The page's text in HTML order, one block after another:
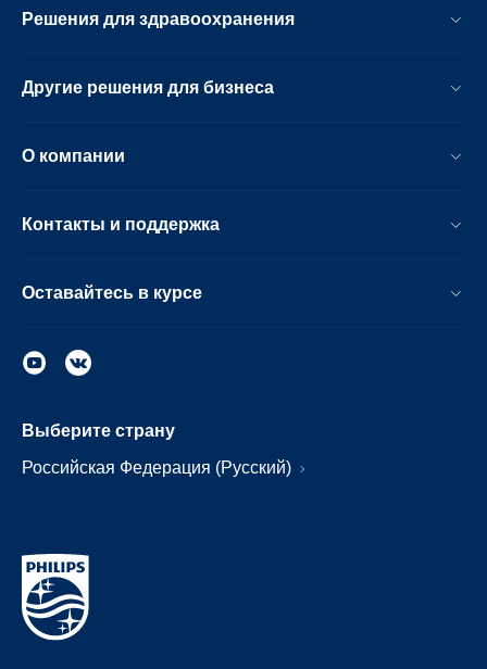
Решения для здравоохранения
Другие решения для бизнеса
О компании
Контакты и поддержка
Оставайтесь в курсе
Выберите страну
Российская Федерация (Русский)